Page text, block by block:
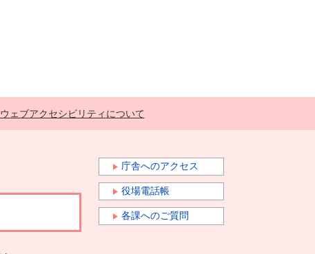
ウェブアクセシビリティについて
庁舎へのアクセス
役場電話帳
各課へのご質問